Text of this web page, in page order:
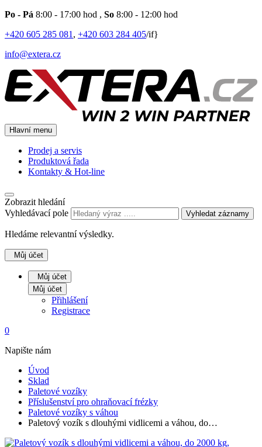
Po - Pá 8:00 - 17:00 hod , So 8:00 - 12:00 hod
+420 605 285 081 , +420 603 284 405/if}
info@extera.cz
Hlavní menu
Prodej a servis
Produktová řada
Kontakty & Hot-line
Zobrazit hledání
Vyhledávací pole
Vyhledat záznamy
Hledáme relevantní výsledky.
Můj účet
Můj účet
Můj účet
Přihlášení
Registrace
0
Napište nám
Úvod
Sklad
Paletové vozíky
Příslušenství pro ohraňovací frézky
Paletové vozíky s váhou
Paletový vozík s dlouhými vidlicemi a váhou, do…